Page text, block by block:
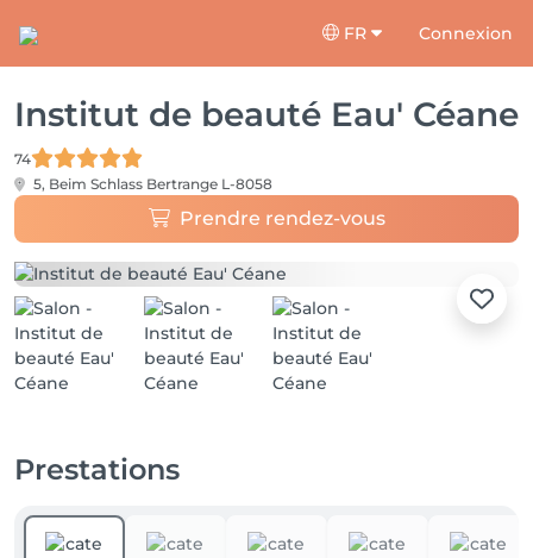
FR Connexion
Institut de beauté Eau' Céane
74
5, Beim Schlass Bertrange L-8058
Prendre rendez-vous
Prestations